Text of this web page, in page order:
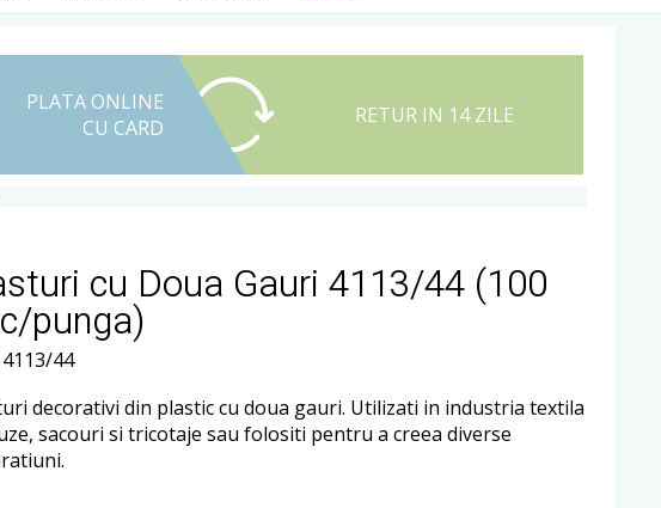
UTILIZATOR NOU
RECUPEREAZA PAROLA
PLATA ONLINE
CU CARD
RETUR IN 14 ZILE
cu Doua Gauri 4113/44 (100
punga)
44
decorativi din plastic cu doua gauri. Utilizati in industria textila
sacouri si tricotaje sau folositi pentru a creea diverse